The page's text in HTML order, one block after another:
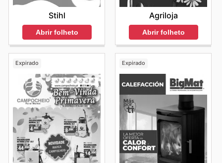
Stihl
Abrir folheto
Agriloja
Abrir folheto
Expirado Expirado